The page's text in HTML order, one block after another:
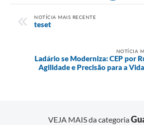
NOTÍCIA MAIS RECENTE
teset
NOTÍCIA
Ladário se Moderniza: CEP por
Agilidade e Precisão para a
VEJA MAIS da categoria